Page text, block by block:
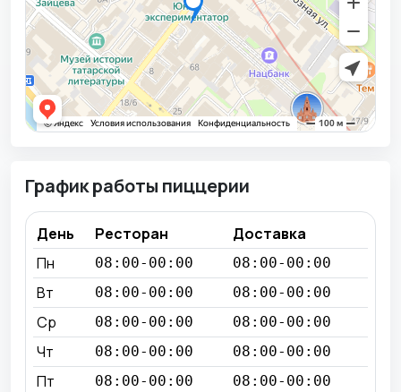
График работы пиццерии
День Ресторан
Доставка
Пн
08:00-00:00 08:00-00:00
Вт 08:00-00:00 08:00-00:00
Ср 08:00-00:00 08:00-00:00
Чт 08:00-00:00 08:00-00:00
Пт 08:00-00:00 08:00-00:00